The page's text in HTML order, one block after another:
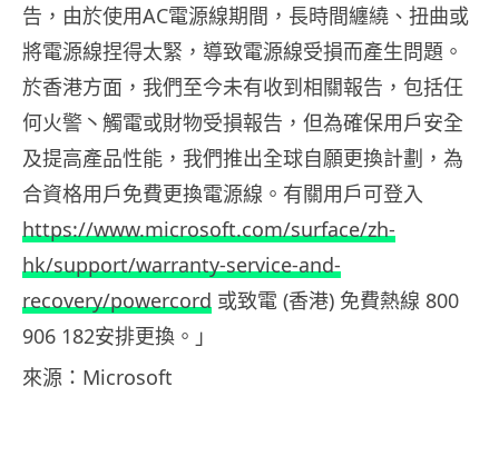
告，由於使用AC電源線期間，長時間纏繞、扭曲或
將電源線捏得太緊，導致電源線受損而產生問題。
於香港方面，我們至今未有收到相關報告，包括仼
何火警丶觸電或財物受損報告，但為確保用戶安全
及提高產品性能，我們推出全球自願更換計劃，為
合資格用戶免費更換電源線。有關用戶可登入
https://www.microsoft.com/surface/zh-
hk/support/warranty-service-and-
recovery/powercord 或致電 (香港) 免費熱線 800
906 182安排更換。」
來源：Microsoft